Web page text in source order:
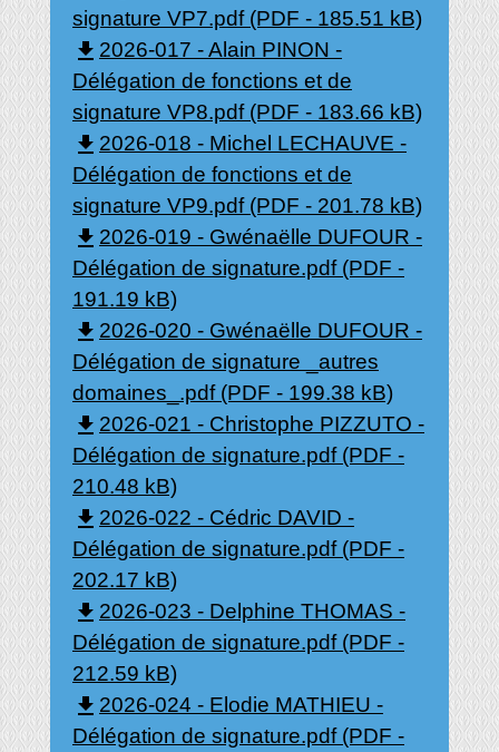
signature VP7.pdf (PDF - 185.51 kB)
file_download 2026-017 - Alain PINON -
Délégation de fonctions et de
signature VP8.pdf (PDF - 183.66 kB)
file_download 2026-018 - Michel LECHAUVE -
Délégation de fonctions et de
signature VP9.pdf (PDF - 201.78 kB)
file_download 2026-019 - Gwénaëlle DUFOUR -
Délégation de signature.pdf (PDF -
191.19 kB)
file_download 2026-020 - Gwénaëlle DUFOUR -
Délégation de signature _autres
domaines_.pdf (PDF - 199.38 kB)
file_download 2026-021 - Christophe PIZZUTO -
Délégation de signature.pdf (PDF -
210.48 kB)
file_download 2026-022 - Cédric DAVID -
Délégation de signature.pdf (PDF -
202.17 kB)
file_download 2026-023 - Delphine THOMAS -
Délégation de signature.pdf (PDF -
212.59 kB)
file_download 2026-024 - Elodie MATHIEU -
Délégation de signature.pdf (PDF -